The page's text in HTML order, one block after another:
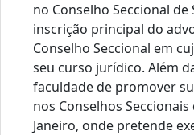
no Conselho Seccional de
inscrição principal do
Conselho Seccional em
seu curso jurídico. Além
faculdade de promover
nos Conselhos
Janeiro, onde pretende